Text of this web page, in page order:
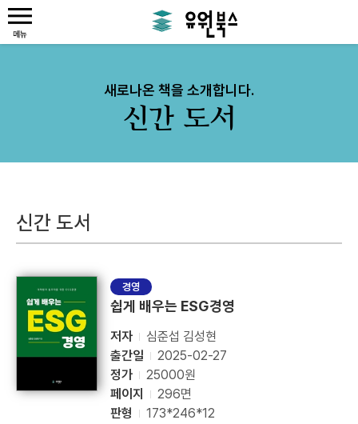
새로나온 책을 소개합니다.
신간 도서
신간 도서
경영
쉽게 배우는 ESG경영
저자
심준섭 김성현
출간일
2025-02-27
정가
25000원
페이지
296면
판형
173*246*12